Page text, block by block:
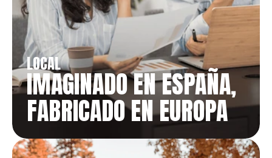
LOCAL
IMAGINADO EN ESPAÑA,
FABRICADO EN EUROPA